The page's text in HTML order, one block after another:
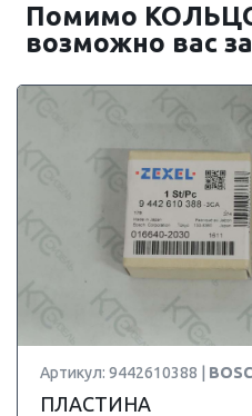
Помимо
возможно вас
Артикул: 9442610388 |
ПЛАСТИНА